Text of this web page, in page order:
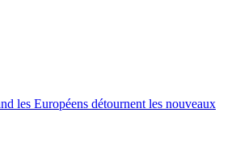
les Européens détournent les nouveaux